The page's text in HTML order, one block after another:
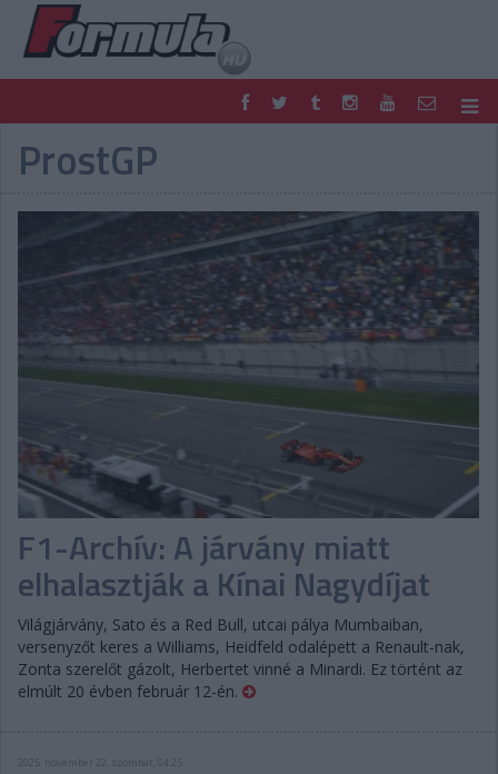
F1
FORMULA
EGYÉB
SHOP
TIPPJÁTÉK
DIGITÁLIS MAGAZIN
PONTÁLLÁSOK
VERSENYNAPTÁRAK
ProstGP
F1-Archív: A járvány miatt
elhalasztják a Kínai Nagydíjat
Világjárvány, Sato és a Red Bull, utcai pálya Mumbaiban,
versenyzőt keres a Williams, Heidfeld odalépett a Renault-nak,
Zonta szerelőt gázolt, Herbertet vinné a Minardi. Ez történt az
elmúlt 20 évben február 12-én.
2025. november 22. szombat, 04:25